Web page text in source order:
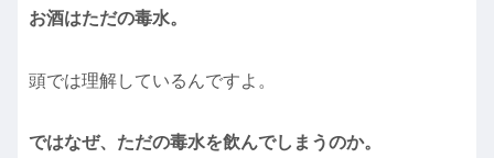
お酒はただの毒水。
頭では理解しているんですよ。
ではなぜ、ただの毒水を飲んでしまうのか。